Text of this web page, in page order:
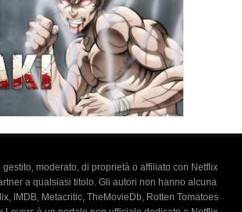
gestito, moderato, di proprietà o affiliato con Netflix
a qualsiasi titolo. Gli autori non hanno alcuna
IMDB, Metacritic, TheMovieDb, Rotten Tomatoes